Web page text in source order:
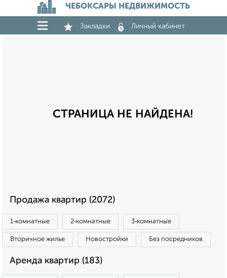
ЧЕБОКСАРЫ НЕДВИЖИМОСТЬ
Закладки Личный кабинет
СТРАНИЦА НЕ НАЙДЕНА!
Продажа квартир (2072)
1‑комнатные 2‑комнатные 3‑комнатные
Вторичное жилье Новостройки Без посредников
Аренда квартир (183)